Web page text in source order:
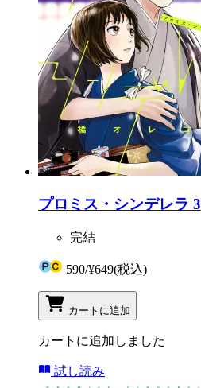
プロミス・シンデレラ 3
完結
590/¥649(税込)
カートに追加
カートに追加しました
試し読み